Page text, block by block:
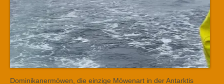
Dominikanermöwen, die einzige Möwenart in der Antarktis